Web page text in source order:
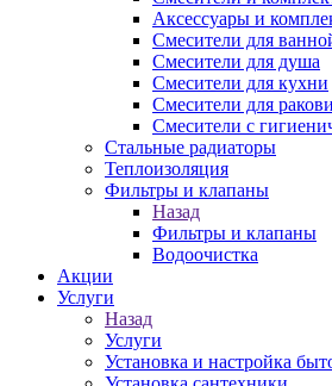
Аксессуары и
Смесители для
Смесители для душа
Смесители для кухни
Смесители для
Смесители с
Стальные радиаторы
Теплоизоляция
Фильтры и клапаны
Назад
Фильтры и клапаны
Водоочистка
Акции
Услуги
Назад
Услуги
Установка и настройка